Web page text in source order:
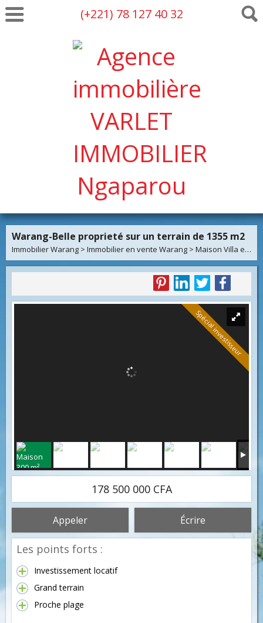
(+221) 78 127 40 32
Warang-Belle proprieté sur un terrain de 1355 m2
Immobilier Warang > Immobilier en vente Warang > Maison Villa en vente Warang
Spécial investisseur
178 500 000 CFA
Appeler Écrire
Les points forts :
Investissement locatif
Grand terrain
Proche plage